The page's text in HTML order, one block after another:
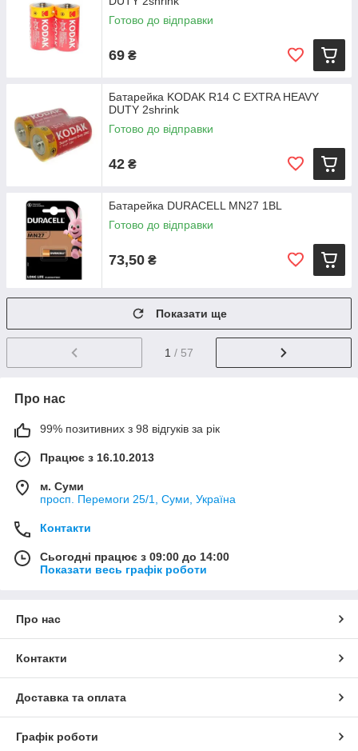
Готово до відправки
69 ₴
Батарейка KODAK R14 C EXTRA HEAVY
DUTY 2shrink
Готово до відправки
42 ₴
Батарейка DURACELL MN27 1BL
Готово до відправки
73,50 ₴
Показати ще
1 / 57
Про нас
99% позитивних з 98 відгуків за рік
Працює з 16.10.2013
м. Суми
просп. Перемоги 25/1, Суми, Україна
Контакти
Сьогодні працює з 09:00 до 14:00
Показати весь графік роботи
Про нас
Контакти
Доставка та оплата
Графік роботи